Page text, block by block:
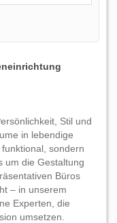
Stil und
in lebendige
sondern
um die Gestaltung
Büros
– in unserem
Experten, die
umsetzen.